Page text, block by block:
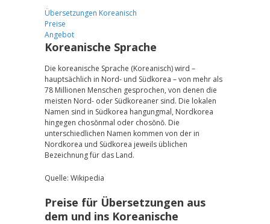
Übersetzungen Koreanisch
Preise
Angebot
Koreanische Sprache
Die koreanische Sprache (Koreanisch) wird –
hauptsächlich in Nord- und Südkorea – von mehr als
78 Millionen Menschen gesprochen, von denen die
meisten Nord- oder Südkoreaner sind. Die lokalen
Namen sind in Südkorea hangungmal, Nordkorea
hingegen chosŏnmal oder chosŏnŏ. Die
unterschiedlichen Namen kommen von der in
Nordkorea und Südkorea jeweils üblichen
Bezeichnung für das Land.
Quelle: Wikipedia
Preise für Übersetzungen aus
dem und ins Koreanische